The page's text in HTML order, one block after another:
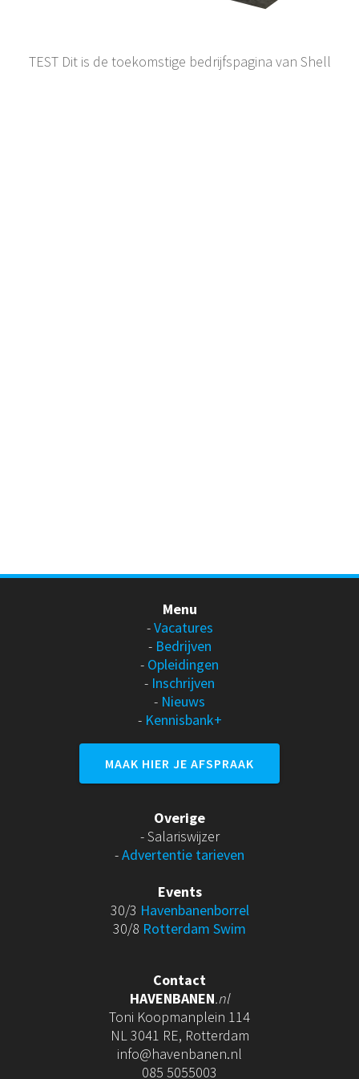
TEST Dit is de toekomstige bedrijfspagina van Shell
Menu
-Vacatures
- Bedrijven
- Opleidingen
- Inschrijven
- Nieuws
- Kennisbank+
MAAK HIER JE AFSPRAAK
Overige
- Salariswijzer
-Advertentie tarieven
Events
30/3 Havenbanenborrel
30/8 Rotterdam Swim
Contact
HAVENBANEN.nl
Toni Koopmanplein 114
NL 3041 RE, Rotterdam
info@havenbanen.nl
085 5055003